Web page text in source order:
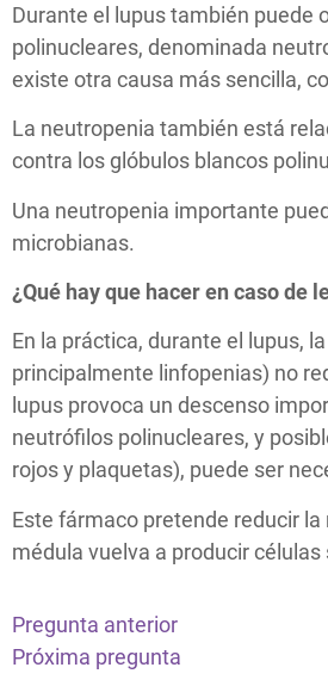
Durante el lupus también puede
polinucleares, denominada
existe otra causa más sencilla,
La neutropenia también está
contra los glóbulos blancos
Una neutropenia importante
microbianas.
¿Qué hay que hacer en caso de
En la práctica, durante el lupus,
principalmente linfopenias) no
lupus provoca un descenso
neutrófilos polinucleares, y
rojos y plaquetas), puede ser
Este fármaco pretende reducir
médula vuelva a producir células
Pregunta anterior
Próxima pregunta